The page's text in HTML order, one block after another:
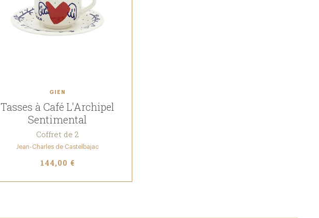
GIEN
Tasses à Café L'Archipel
Sentimental
Coffret de 2
Jean-Charles de Castelbajac
144,00 €